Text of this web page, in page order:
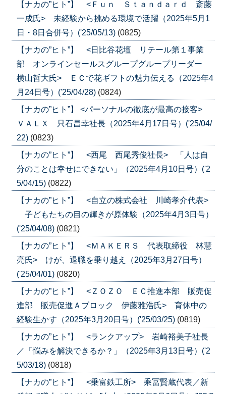
【ナカの”ヒト”】 <Ｆｕｎ Ｓｔａｎｄａｒｄ 斎藤
一成氏> 未経験から挑める環境で活躍（2025年5月1
日・8日合併号）('25/05/13) (0825)
【ナカの”ヒト”】 <日比谷花壇 リテール第１事業
部 オンラインセールスグループグループリーダー
横山哲大氏> ＥＣで花ギフトの魅力伝える（2025年4
月24日号）('25/04/28) (0824)
【ナカの”ヒト”】 <パーソナルの徹底が最高の接客>
ＶＡＬＸ 只石昌幸社長（2025年4月17日号）('25/04/
22) (0823)
【ナカの”ヒト”】 <西尾 西尾秀俊社長> 「人は自
分のことは幸せにできない」（2025年4月10日号）('2
5/04/15) (0822)
【ナカの”ヒト”】 <自立の株式会社 川崎孝介代表>
子どもたちの目の輝きが原体験（2025年4月3日号）
('25/04/08) (0821)
【ナカの”ヒト”】 <ＭＡＫＥＲＳ 代表取締役 林慧
亮氏> けが、退職を乗り越え（2025年3月27日号）
('25/04/01) (0820)
【ナカの”ヒト”】 <ＺＯＺＯ ＥＣ推進本部 販売促
進部 販売促進Ａブロック 伊藤雅浩氏> 育休中の
経験生かす（2025年3月20日号）('25/03/25) (0819)
【ナカの”ヒト”】 <ランクアップ> 岩崎裕美子社長
／「悩みを解決できるか？」（2025年3月13日号）('2
5/03/18) (0818)
【ナカの”ヒト”】 <乗富鉄工所> 乘冨賢蔵代表／新